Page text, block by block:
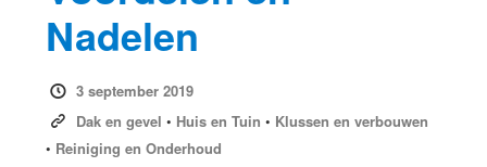
Nadelen
3 september 2019
Dak en gevel • Huis en Tuin • Klussen en verbouwen
• Reiniging en Onderhoud